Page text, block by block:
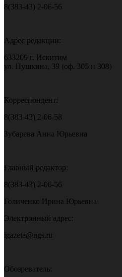
8(383-43) 2-06-56
Адрес редакции:
633209 г. Искитим
ул. Пушкина, 39 (оф. 305 и 308)
Корреспондент:
8(383-43) 2-06-58
Зубарева Анна Юрьевна
Главный редактор:
8(383-43) 2-06-56
Голиченко Ирина Юрьевна
Электронный адрес:
igazeta@ngs.ru
Обозреватель: